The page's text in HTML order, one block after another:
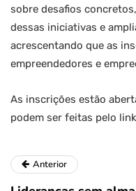
sobre desafios
dessas iniciativas e
acrescentando que as
empreendedores e
As inscrições estão
podem ser feitas pelo
Anterior